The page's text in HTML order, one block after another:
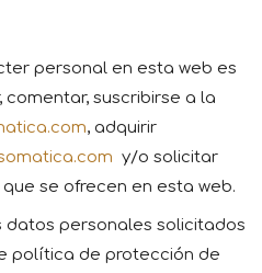
personal en esta web es
suscribirse a la
, adquirir
y/o solicitar
se ofrecen en esta web.
datos personales solicitados
política de protección de